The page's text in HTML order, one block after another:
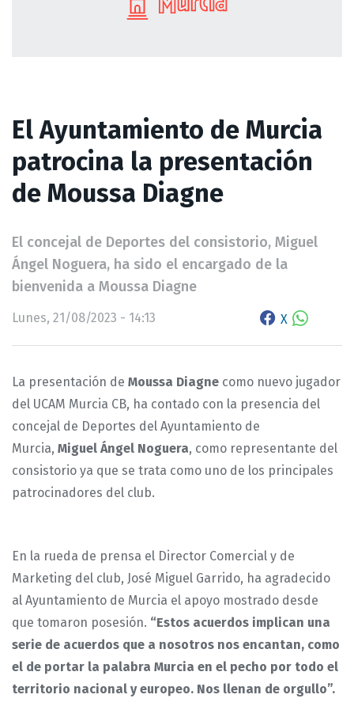
El Ayuntamiento de Murcia
patrocina la presentación
de Moussa Diagne
El concejal de Deportes del consistorio, Miguel
Ángel Noguera, ha sido el encargado de la
bienvenida a Moussa Diagne
Lunes, 21/08/2023 - 14:13 X
La presentación de Moussa Diagne como nuevo jugador
del UCAM Murcia CB, ha contado con la presencia del
concejal de Deportes del Ayuntamiento de
Murcia, Miguel Ángel Noguera, como representante del
consistorio ya que se trata como uno de los principales
patrocinadores del club.
En la rueda de prensa el Director Comercial y de
Marketing del club, José Miguel Garrido, ha agradecido
al Ayuntamiento de Murcia el apoyo mostrado desde
que tomaron posesión. “Estos acuerdos implican una
serie de acuerdos que a nosotros nos encantan, como
el de portar la palabra Murcia en el pecho por todo el
territorio nacional y europeo. Nos llenan de orgullo”.